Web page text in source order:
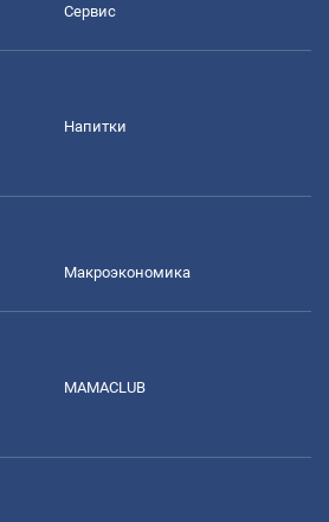
Сервис
Напитки
Mакроэкономика
MAMACLUB